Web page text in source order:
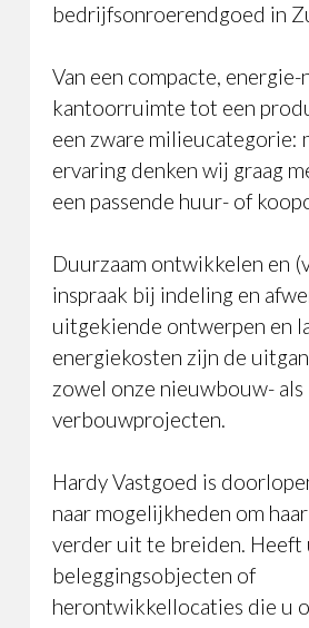
bedrijfsonroerendgoed in
Van een compacte,
kantoorruimte tot een
een zware milieucategorie:
ervaring denken wij graag
een passende huur- of
Duurzaam ontwikkelen en
inspraak bij indeling en
uitgekiende ontwerpen en
energiekosten zijn de
zowel onze nieuwbouw- als
verbouwprojecten.
Hardy Vastgoed is
naar mogelijkheden om
verder uit te breiden. Heeft
beleggingsobjecten of
herontwikkellocaties die u